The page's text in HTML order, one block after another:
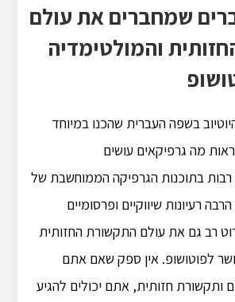
שמחברים את עולם
והמולטימדיה
בשפה העברית שהכנו במיוחד
מה גרפיקאים עושים
בתוכנות הגרפיקה הממוחשבת של
רעיונות שיווקיים ופרסומיים
רב גם את עולם התקשורת החזותית
לפוטושופ. אין ספק שאם אתם
ותקשורת חזותית, אתם יכולים להגיע